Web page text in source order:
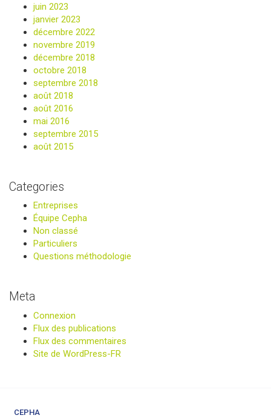
juin 2023
janvier 2023
décembre 2022
novembre 2019
décembre 2018
octobre 2018
septembre 2018
août 2018
août 2016
mai 2016
septembre 2015
août 2015
Categories
Entreprises
Équipe Cepha
Non classé
Particuliers
Questions méthodologie
Meta
Connexion
Flux des publications
Flux des commentaires
Site de WordPress-FR
CEPHA